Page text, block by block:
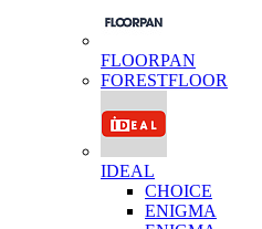
FLOORPAN
FORESTFLOOR
IDEAL
CHOICE
ENIGMA